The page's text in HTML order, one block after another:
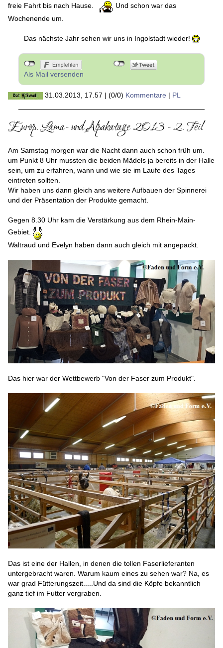
freie Fahrt bis nach Hause.
Und schon war das
Wochenende um.
Das nächste Jahr sehen wir uns in Ingolstadt wieder!
Als Mail versenden
31.03.2013, 17.57 | (0/0) Kommentare | PL
Europ. Lama- und Alpakatage 2013 - 2. Teil
Am Samstag morgen war die Nacht dann auch schon früh um.
um Punkt 8 Uhr mussten die beiden Mädels ja bereits in der Halle
sein, um zu erfahren, wann und wie sie im Laufe des Tages
eintreten sollten.
Wir haben uns dann gleich ans weitere Aufbauen der Spinnerei
und der Präsentation der Produkte gemacht.
Gegen 8.30 Uhr kam die Verstärkung aus dem Rhein-Main-
Gebiet.
Waltraud und Evelyn haben dann auch gleich mit angepackt.
Das hier war der Wettbewerb "Von der Faser zum Produkt".
Das ist eine der Hallen, in denen die tollen Faserlieferanten
untergebracht waren. Warum kaum eines zu sehen war? Na, es
war grad Fütterungszeit.....Und da sind die Köpfe bekanntlich
ganz tief im Futter vergraben.